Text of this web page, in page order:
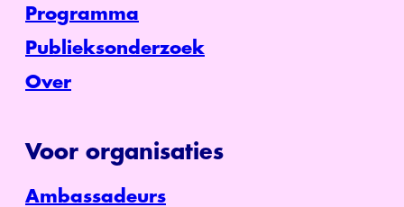
Programma
Publieksonderzoek
Over
Voor organisaties
Ambassadeurs